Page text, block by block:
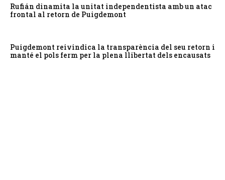
Rufián dinamita la unitat independentista amb un atac
frontal al retorn de Puigdemont
Puigdemont reivindica la transparència del seu retorn i
manté el pols ferm per la plena llibertat dels encausats